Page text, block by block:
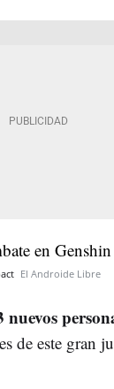
El Androide Libre
nuevos
de este gran